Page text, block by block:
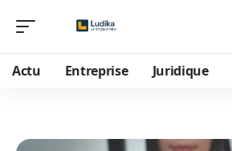
Actu Entreprise Juridique